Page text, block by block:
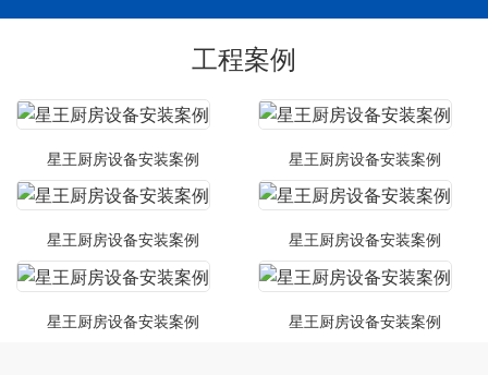
工程案例
星王厨房设备安装案例 星王厨房设备安装案例
星王厨房设备安装案例 星王厨房设备安装案例
星王厨房设备安装案例 星王厨房设备安装案例